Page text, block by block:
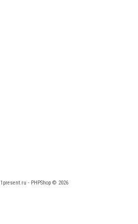
1present.ru - PHPShop © 2026